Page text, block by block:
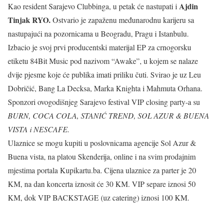
Kao resident Sarajevo Clubbinga, u petak će nastupati i Ajdin
Tinjak RYO.Ostvario je zapaženu međunarodnu karijeru sa
nastupajući na pozornicama u Beogradu, Pragu i Istanbulu.
Izbacio je svoj prvi producentski materijal EP za crnogorsku
etiketu 84Bit Music pod nazivom “Awake”, u kojem se nalaze
dvije pjesme koje će publika imati priliku čuti. Svirao je uz Leu
Dobričić, Bang La Decksa, Marka Knighta i Mahmuta Orhana.
Sponzori ovogodišnjeg Sarajevo festival VIP closing party-a su
BURN, COCA COLA, STANIĆ TREND, SOL AZUR & BUENA
VISTA i NESCAFE.
Ulaznice se mogu kupiti u poslovnicama agencije Sol Azur &
Buena vista, na platou Skenderija, online i na svim prodajnim
mjestima portala Kupikartu.ba. Cijena ulaznice za parter je 20
KM, na dan koncerta iznosit će 30 KM. VIP separe iznosi 50
KM, dok VIP BACKSTAGE (uz catering) iznosi 100 KM.